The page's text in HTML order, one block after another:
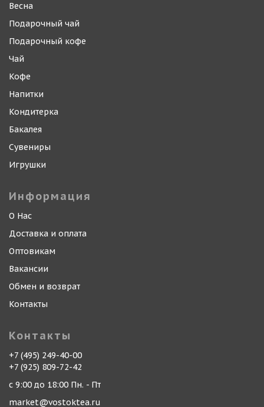
Весна
Подарочный чай
Подарочный кофе
Чай
Кофе
Напитки
Кондитерка
Бакалея
Сувениры
Игрушки
Информация
О Нас
Доставка и оплата
Оптовикам
Вакансии
Обмен и возврат
Контакты
Контакты
+7 (495) 249-40-00
+7 (925) 809-72-42
с 9:00 до 18:00 Пн. - Пт
market@vostoktea.ru